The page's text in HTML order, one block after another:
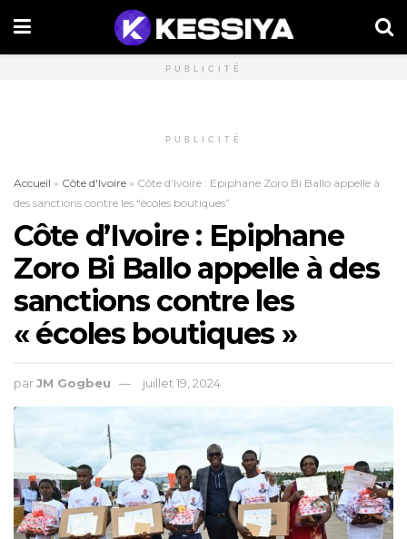
PUBLICITÉ
PUBLICITÉ
Accueil » Côte d'Ivoire » Côte d’Ivoire : Epiphane Zoro Bi Ballo appelle à
des sanctions contre les “écoles boutiques”
Côte d’Ivoire : Epiphane
Zoro Bi Ballo appelle à des
sanctions contre les
« écoles boutiques »
parJM Gogbeu juillet 19, 2024